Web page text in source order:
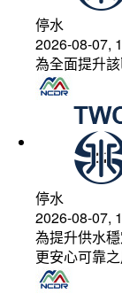
停水
2026-08-07,
為全面提升
停水
2026-08-07,
為提升供水
更安心可靠